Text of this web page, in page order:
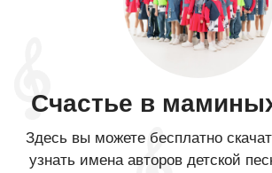
Счастье в
Здесь вы можете бесплатно
узнать имена авторов детской